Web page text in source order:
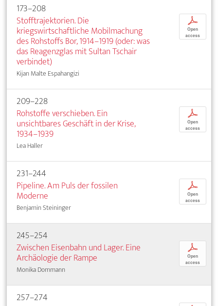
173–208
Stofftrajektorien. Die
kriegswirtschaftliche Mobilmachung
des Rohstoffs Bor, 1914–1919 (oder: was
das Reagenzglas mit Sultan Tschair
verbindet)
Kijan Malte Espahangizi
p
Open
access
209–228
Rohstoffe verschieben. Ein
unsichtbares Geschäft in der Krise,
1934–1939
Lea Haller
p
Open
access
231–244
Pipeline. Am Puls der fossilen
Moderne
Benjamin Steininger
p
Open
access
245–254
Zwischen Eisenbahn und Lager. Eine
Archäologie der Rampe
Monika Dommann
p
Open
access
257–274